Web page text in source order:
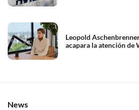
Leopold
acapara la atención de
News